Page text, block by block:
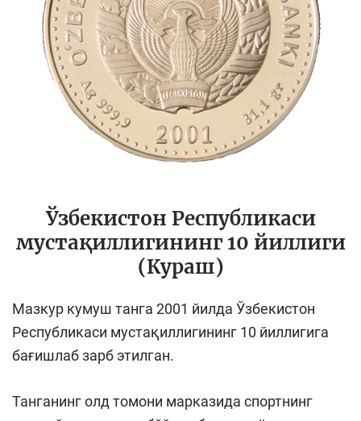
Ўзбекистон Республикаси
мустақиллигининг 10 йиллиги
(Кураш)
Мазкур кумуш танга 2001 йилда Ўзбекистон
Республикаси мустақиллигининг 10 йиллигига
бағишлаб зарб этилган.
Танганинг олд томони марказида спортнинг